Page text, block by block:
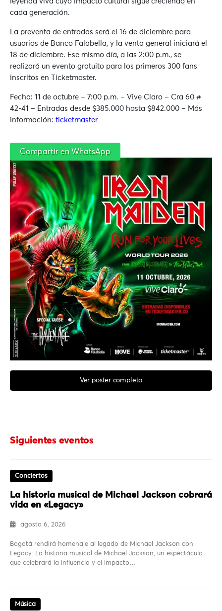
Ver poster completo
cada generación.
La preventa de entradas será el 16 de diciembre para
usuarios de Banco Falabella, y la venta general iniciará el
18 de diciembre. Ese mismo día, a las 2:00 p.m., se
realizará un evento gratuito para los primeros 300 fans
inscritos en Ticketmaster.
Fecha: 11 de octubre – 7:00 p.m. – Vive Claro – Cra 60 #
42-41 – Entradas desde $385.000 hasta $842.000 – Más
información: ticketmaster
Compartir en WhatsApp
Siguientes eventos
Conciertos
La historia musical de Michael Jackson cobrará
vida en «Legacy»
agosto 6, 2026
Bogotá rendirá homenaje al legado de Michael Jackson con
Legacy: La historia musical de Michael Jackson, un espectáculo
que celebrará la influencia y el impacto…
Música